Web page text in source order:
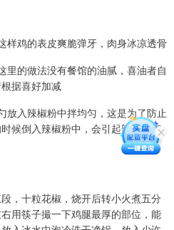
样鸡的表皮爽脆弹牙，肉身冰凉透骨
里的做法没有餐馆的油腻，喜油者自
据喜好加减
放入辣椒粉中拌均匀，这是为了防止
候倒入辣椒粉中，会引起辣椒粉变
，十粒花椒，烧开后转小火煮五分
用筷子撮一下鸡腿最厚的部位，能